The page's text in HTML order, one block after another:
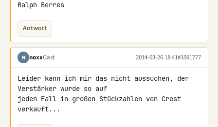
Ralph Berres
Antwort
N noxxGast 2014-03-26 18:41#3591777
Leider kann ich mir das nicht aussuchen, der
Verstärker wurde so auf
jeden Fall in großen Stückzahlen von Crest
verkauft...